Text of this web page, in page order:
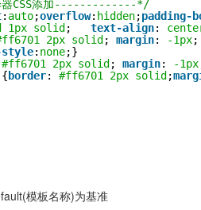
CSS添加-------------*/
: auto;overflow: hidden;padding-
1px solid ; text-align:
2px solid ; margin: -1px;
: none;}
#ff6701 2px solid ; margin: -1px
{ border: #ff6701 2px solid ;
模板名称)为基准